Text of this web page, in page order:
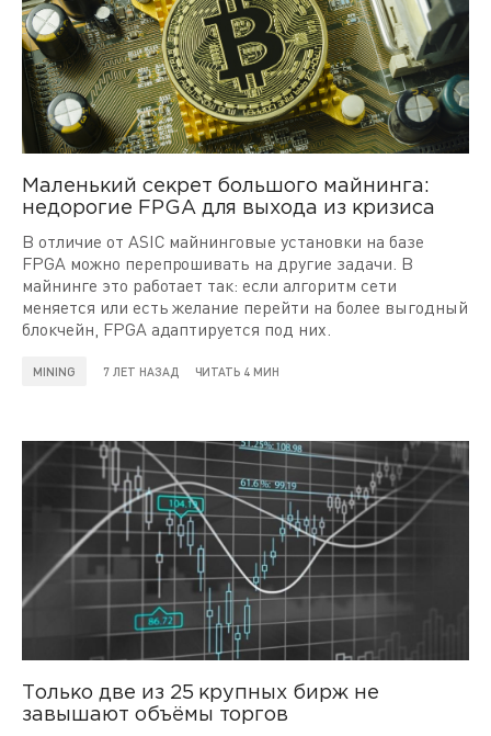
Маленький секрет большого майнинга:
недорогие FPGA для выхода из кризиса
В отличие от ASIC майнинговые установки на базе
FPGA можно перепрошивать на другие задачи. В
майнинге это работает так: если алгоритм сети
меняется или есть желание перейти на более выгодный
блокчейн, FPGA адаптируется под них.
MINING 7 ЛЕТ НАЗАД ЧИТАТЬ 4 МИН
Только две из 25 крупных бирж не
завышают объёмы торгов